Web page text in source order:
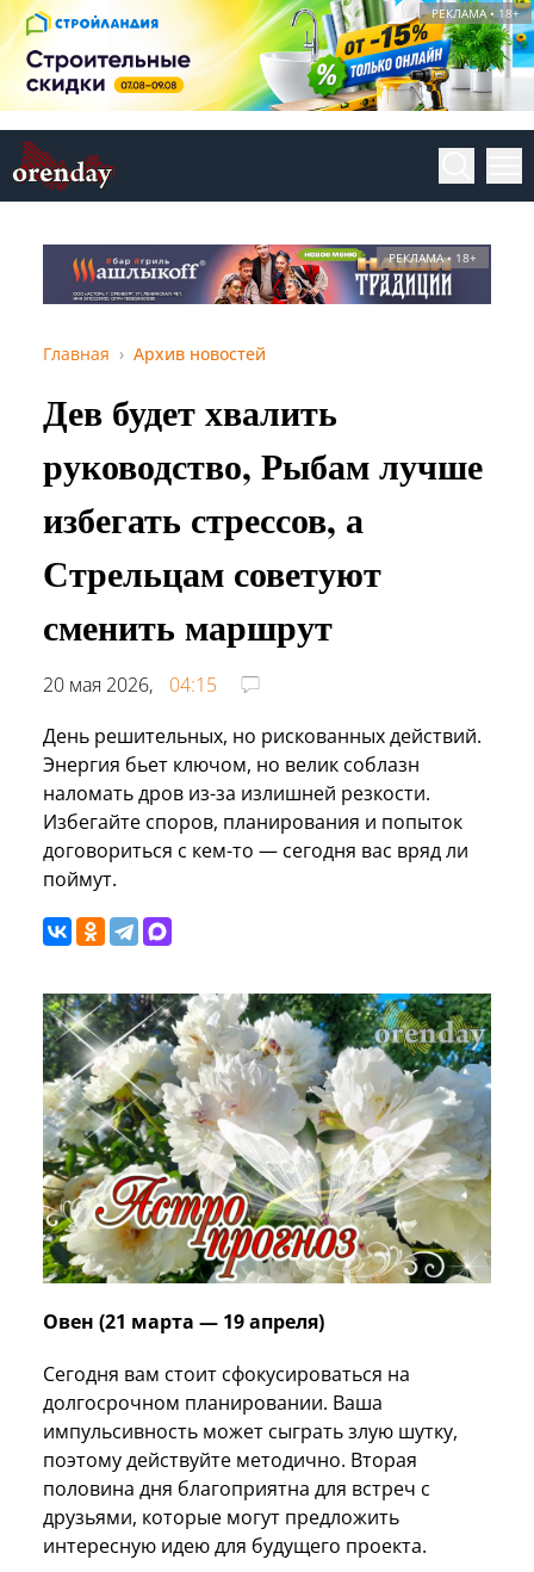
РЕКЛАМА • 18+
РЕКЛАМА • 18+
Главная Архив новостей
Дев будет хвалить
руководство, Рыбам лучше
избегать стрессов, а
Стрельцам советуют
сменить маршрут
20 мая 2026,
04:15
День решительных, но рискованных действий.
Энергия бьет ключом, но велик соблазн
наломать дров из-за излишней резкости.
Избегайте споров, планирования и попыток
договориться с кем-то — сегодня вас вряд ли
поймут.
Овен (21 марта — 19 апреля)
Сегодня вам стоит сфокусироваться на
долгосрочном планировании. Ваша
импульсивность может сыграть злую шутку,
поэтому действуйте методично. Вторая
половина дня благоприятна для встреч с
друзьями, которые могут предложить
интересную идею для будущего проекта.